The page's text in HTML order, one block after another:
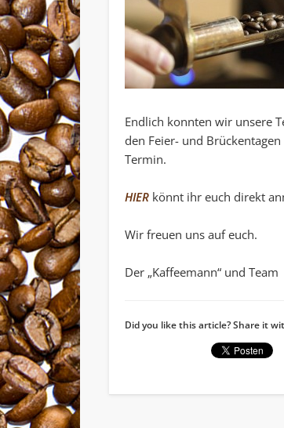
Endlich konnten wir unsere
den Feier- und
Termin.
HIERkönnt ihr euch direkt
Wir freuen uns auf euch.
Der „Kaffeemann“ und Team
Did you like this article? Share it